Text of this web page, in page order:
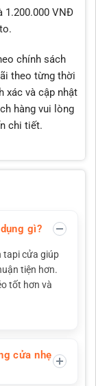
1.200.000 VNĐ
chính sách
theo từng thời
xác và cập nhật
hàng vui lòng
chi tiết.
gì?
tapi cửa giúp
tiện hơn.
tốt hơn và
cửa nhẹ